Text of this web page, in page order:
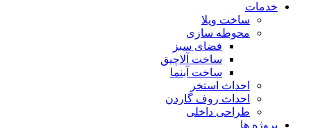
خدمات
ساخت ویلا
محوطه سازی
فضای سبز
ساخت آلاچیق
ساخت آبنما
احداث استخر
احداث روف گاردن
طراحی داخلی
پروژه ها